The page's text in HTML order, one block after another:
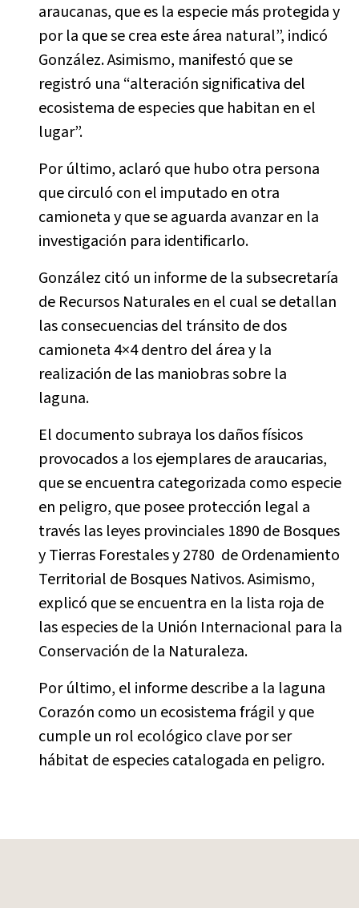
araucanas, que es la especie más protegida y
por la que se crea este área natural”, indicó
González. Asimismo, manifestó que se
registró una “alteración significativa del
ecosistema de especies que habitan en el
lugar”.
Por último, aclaró que hubo otra persona
que circuló con el imputado en otra
camioneta y que se aguarda avanzar en la
investigación para identificarlo.
González citó un informe de la subsecretaría
de Recursos Naturales en el cual se detallan
las consecuencias del tránsito de dos
camioneta 4×4 dentro del área y la
realización de las maniobras sobre la
laguna.
El documento subraya los daños físicos
provocados a los ejemplares de araucarias,
que se encuentra categorizada como especie
en peligro, que posee protección legal a
través las leyes provinciales 1890 de Bosques
y Tierras Forestales y 2780 de Ordenamiento
Territorial de Bosques Nativos. Asimismo,
explicó que se encuentra en la lista roja de
las especies de la Unión Internacional para la
Conservación de la Naturaleza.
Por último, el informe describe a la laguna
Corazón como un ecosistema frágil y que
cumple un rol ecológico clave por ser
hábitat de especies catalogada en peligro.